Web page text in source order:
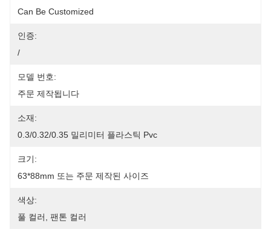
Can Be Customized
인증:
/
모델 번호:
주문 제작됩니다
소재:
0.3/0.32/0.35 밀리미터 플라스틱 Pvc
크기:
63*88mm 또는 주문 제작된 사이즈
색상:
풀 컬러, 팬톤 컬러